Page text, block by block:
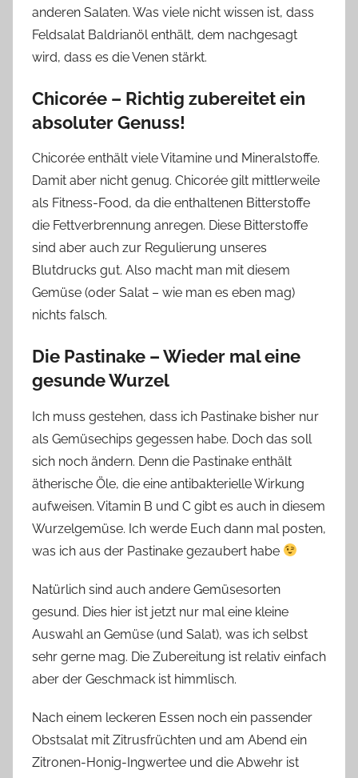
anderen Salaten. Was viele nicht wissen ist, dass
Feldsalat Baldrianöl enthält, dem nachgesagt
wird, dass es die Venen stärkt.
Chicorée – Richtig zubereitet ein
absoluter Genuss!
Chicorée enthält viele Vitamine und Mineralstoffe.
Damit aber nicht genug. Chicorée gilt mittlerweile
als Fitness-Food, da die enthaltenen Bitterstoffe
die Fettverbrennung anregen. Diese Bitterstoffe
sind aber auch zur Regulierung unseres
Blutdrucks gut. Also macht man mit diesem
Gemüse (oder Salat – wie man es eben mag)
nichts falsch.
Die Pastinake – Wieder mal eine
gesunde Wurzel
Ich muss gestehen, dass ich Pastinake bisher nur
als Gemüsechips gegessen habe. Doch das soll
sich noch ändern. Denn die Pastinake enthält
ätherische Öle, die eine antibakterielle Wirkung
aufweisen. Vitamin B und C gibt es auch in diesem
Wurzelgemüse. Ich werde Euch dann mal posten,
was ich aus der Pastinake gezaubert habe
Natürlich sind auch andere Gemüsesorten
gesund. Dies hier ist jetzt nur mal eine kleine
Auswahl an Gemüse (und Salat), was ich selbst
sehr gerne mag. Die Zubereitung ist relativ einfach
aber der Geschmack ist himmlisch.
Nach einem leckeren Essen noch ein passender
Obstsalat mit Zitrusfrüchten und am Abend ein
Zitronen-Honig-Ingwertee und die Abwehr ist